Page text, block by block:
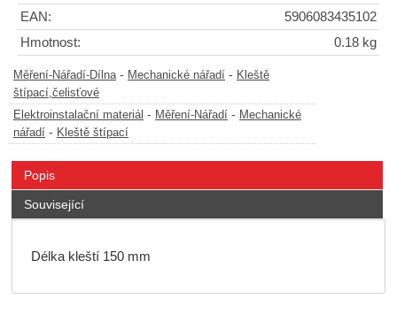
EAN:
5906083435102
Hmotnost:
0.18 kg
Měření-Nářadí-Dílna- Mechanické nářadí - Kleště
štípací,čelisťové
Elektroinstalační materiál - Měření-Nářadí - Mechanické
nářadí - Kleště štípací
Popis
Související
Délka kleští 150 mm